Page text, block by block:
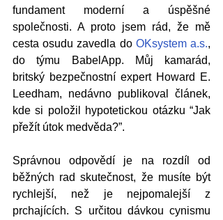
fundament moderní a úspěšné
společnosti. A proto jsem rád, že mě
cesta osudu zavedla do OKsystem a.s.,
do týmu BabelApp. Můj kamarád,
britský bezpečnostní expert Howard E.
Leedham, nedávno publikoval článek,
kde si položil hypotetickou otázku “Jak
přežít útok medvěda?”.
Správnou odpovědí je na rozdíl od
běžných rad skutečnost, že musíte být
rychlejší, než je nejpomalejší z
prchajících. S určitou dávkou cynismu